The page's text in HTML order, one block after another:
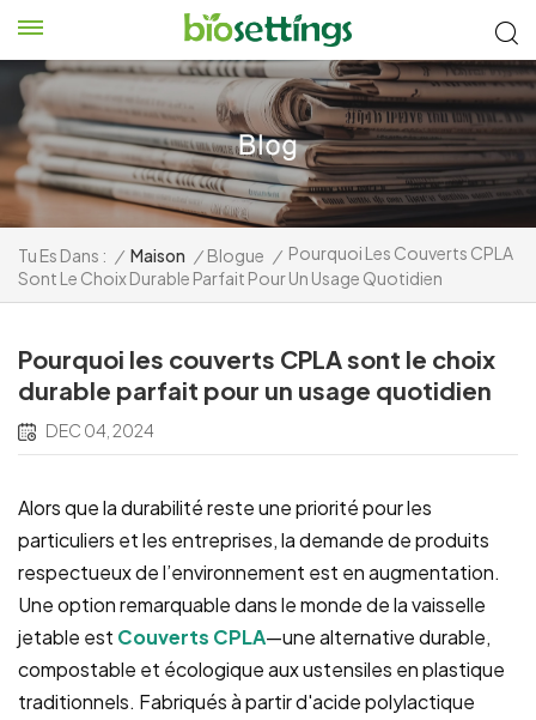
Tu Es Dans : / Maison / Blogue / Pourquoi Les Couverts CPLA
Sont Le Choix Durable Parfait Pour Un Usage Quotidien
Pourquoi les couverts CPLA sont le choix
durable parfait pour un usage quotidien
DEC 04, 2024
Alors que la durabilité reste une priorité pour les
particuliers et les entreprises, la demande de produits
respectueux de l’environnement est en augmentation.
Une option remarquable dans le monde de la vaisselle
jetable est Couverts CPLA—une alternative durable,
compostable et écologique aux ustensiles en plastique
traditionnels. Fabriqués à partir d'acide polylactique